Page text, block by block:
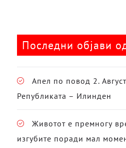
Последни објави
Апел по повод 2.
Републиката – Илинден
Животот е премногу
изгубите поради мал